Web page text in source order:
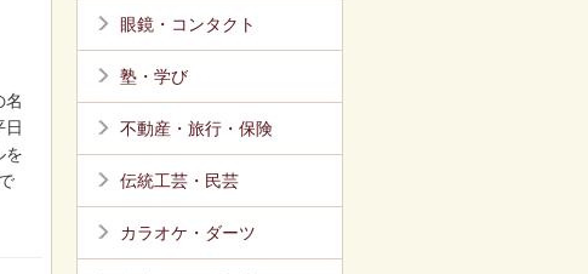
名
日
を
眼鏡・コンタクト
塾・学び
不動産・旅行・保険
伝統工芸・民芸
カラオケ・ダーツ